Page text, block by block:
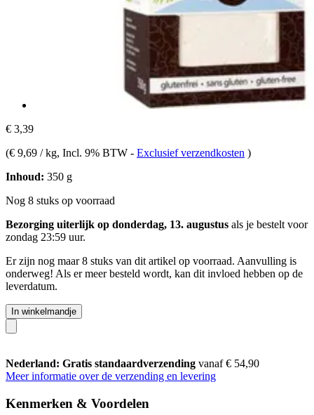
€ 3,39
(€ 9,69 / kg, Incl. 9% BTW - Exclusief verzendkosten )
Inhoud: 350 g
Nog 8 stuks op voorraad
Bezorging uiterlijk op donderdag, 13. augustus als je bestelt voor
zondag 23:59 uur.
Er zijn nog maar 8 stuks van dit artikel op voorraad. Aanvulling is
onderweg! Als er meer besteld wordt, kan dit invloed hebben op de
leverdatum.
In winkelmandje
Nederland: Gratis standaardverzending vanaf € 54,90
Meer informatie over de verzending en levering
Kenmerken & Voordelen